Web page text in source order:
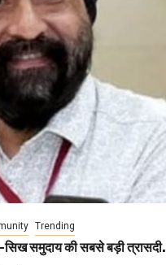
Trending
समुदाय की सबसे बड़ी त्रासदी.